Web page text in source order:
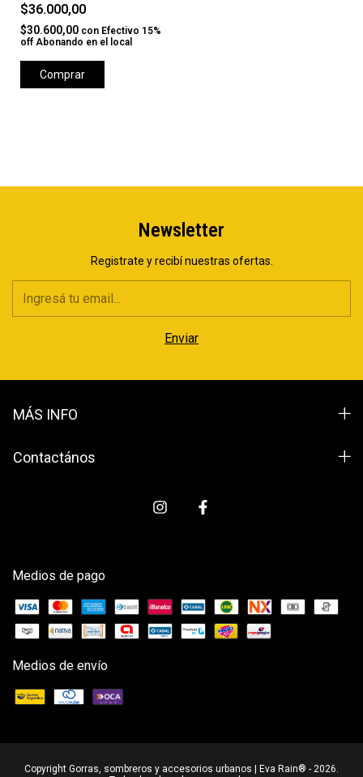
$36.000,00
$30.600,00 con Efectivo 15%
off Abonando en el local
Comprar
Newsletter
Registrate y recibí nuestras ofertas.
MÁS INFO
Contactános
Medios de pago
Medios de envío
Copyright Gorras, sombreros y accesorios urbanos | Eva Rain® - 2026.